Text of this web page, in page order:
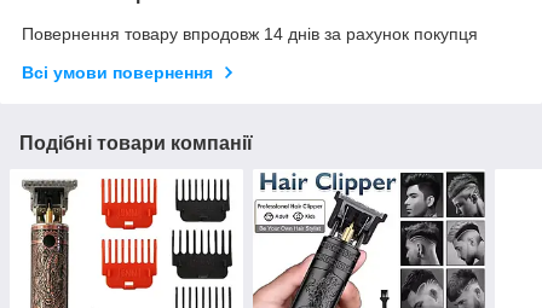
Повернення товару впродовж 14 днів за рахунок покупця
Всі умови повернення
Подібні товари компанії